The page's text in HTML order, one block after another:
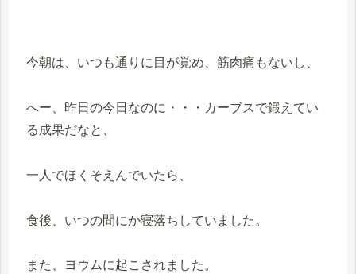
今朝は、いつも通りに目が覚め、筋肉痛もないし、
へー、昨日の今日なのに・・・カーブスで鍛えてい
る成果だなと、
一人でほくそえんでいたら、
食後、いつの間にか寝落ちしていました。
また、ヨウムに起こされました。